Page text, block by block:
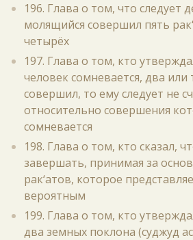
196. Глава о том, что следует
молящийся совершил пять
четырёх
197. Глава о том, кто
человек сомневается, два или
совершил, то ему следует не
относительно совершения
сомневается
198. Глава о том, кто сказал,
завершать, принимая за
рак‘атов, которое
вероятным
199. Глава о том, кто
два земных поклона (суджуд